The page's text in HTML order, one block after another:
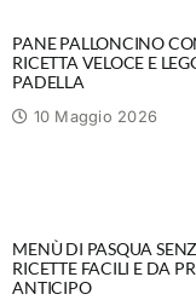
PANE PALLONCINO
RICETTA VELOCE E
PADELLA
10 Maggio 2026
MENÙ DI PASQUA
RICETTE FACILI E DA
ANTICIPO